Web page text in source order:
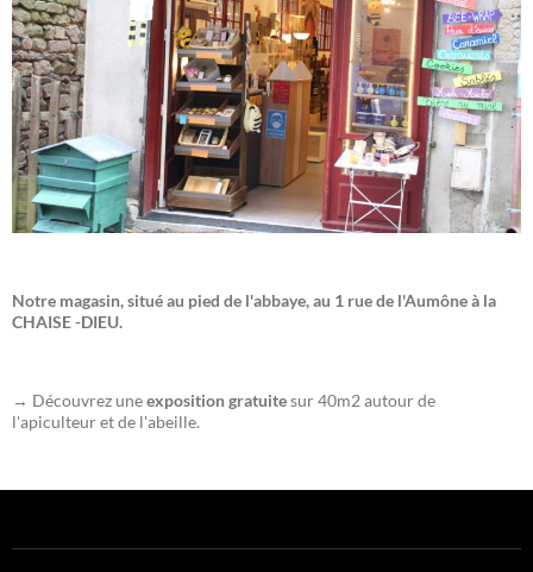
Notre magasin, situé au pied de l'abbaye, au 1 rue de l'Aumône à la
CHAISE -DIEU.
→ Découvrez uneexposition gratuitesur 40m2 autour de
l'apiculteur et de l'abeille.